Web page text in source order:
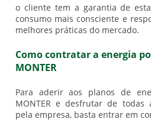
o cliente tem a garantia de
consumo mais consciente e
melhores práticas do mercado.
Como contratar a energia
MONTER
Para aderir aos planos de
MONTER e desfrutar de todas
pela empresa, basta entrar em